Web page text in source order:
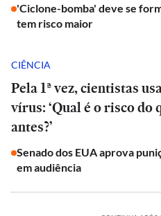
'Ciclone-bomba' deve se
tem risco maior
CIÊNCIA
Pela 1ª vez, cientistas
vírus: ‘Qual é o risco do
antes?’
Senado dos EUA aprova
em audiência